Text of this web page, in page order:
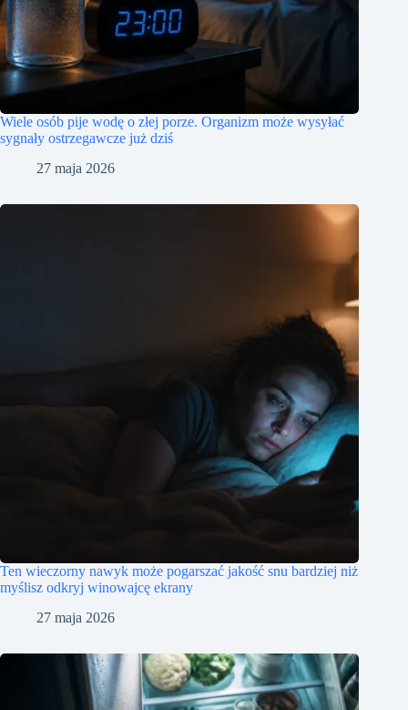
Wiele osób pije wodę o złej porze. Organizm może wysyłać
sygnały ostrzegawcze już dziś
27 maja 2026
Ten wieczorny nawyk może pogarszać jakość snu bardziej niż
myślisz odkryj winowajcę ekrany
27 maja 2026